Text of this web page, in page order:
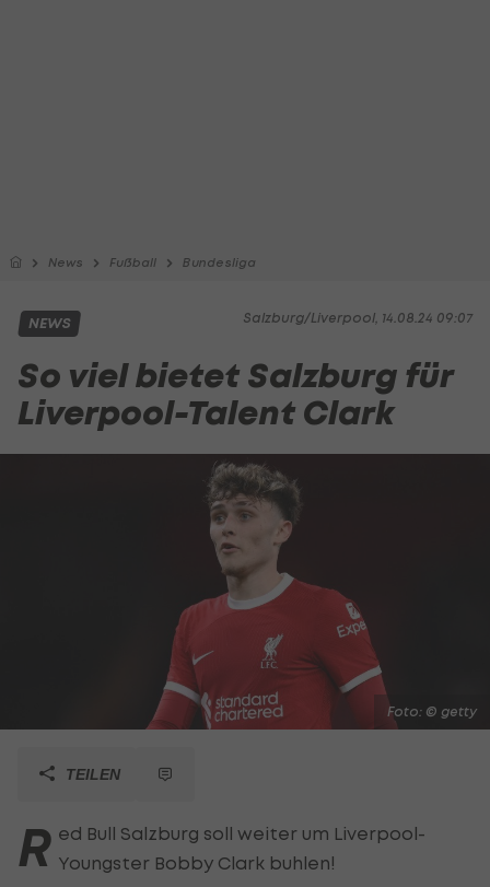
News Fußball Bundesliga
Salzburg/Liverpool, 14.08.24 09:07
NEWS
So viel bietet Salzburg für
Liverpool-Talent Clark
Foto: © getty
TEILEN
R ed Bull Salzburg soll weiter um Liverpool-
Youngster Bobby Clark buhlen!